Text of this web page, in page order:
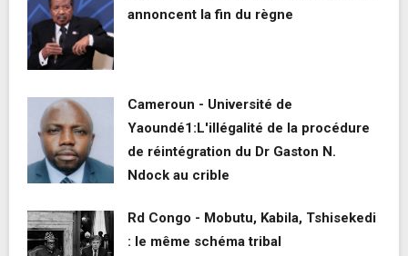
annoncent la fin du règne
Cameroun - Université de
Yaoundé1:L'illégalité de la procédure
de réintégration du Dr Gaston N.
Ndock au crible
Rd Congo - Mobutu, Kabila, Tshisekedi
: le même schéma tribal